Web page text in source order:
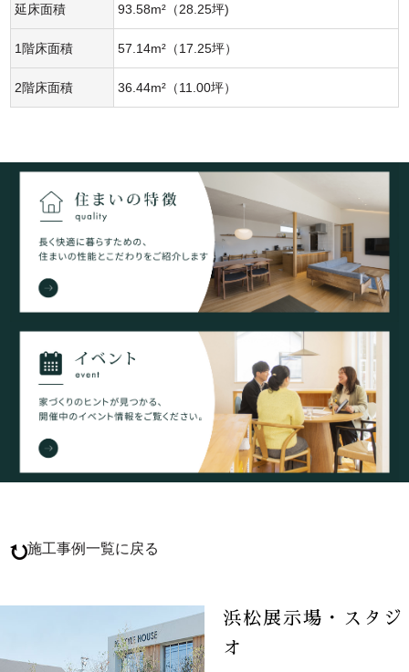
延床面積 93.58m²（28.25坪)
1階床面積 57.14m²（17.25坪）
2階床面積 36.44m²（11.00坪）
施工事例一覧に戻る
浜松展示場・スタジ
オ